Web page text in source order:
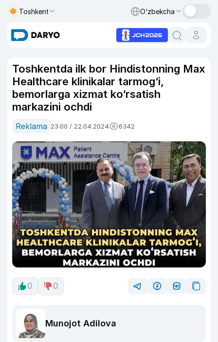
Toshkent O‘zbekcha
Toshkentda ilk bor Hindistonning Max
Healthcare klinikalar tarmog‘i,
bemorlarga xizmat ko‘rsatish
markazini ochdi
Reklama 23:00 / 22.04.2024 6342
0 0
Munojot Adilova